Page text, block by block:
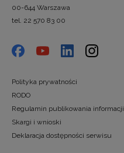
00-644 Warszawa
tel. 22 570 83 00
Polityka prywatności
RODO
Regulamin publikowania informacji
Skargi i wnioski
Deklaracja dostępności serwisu